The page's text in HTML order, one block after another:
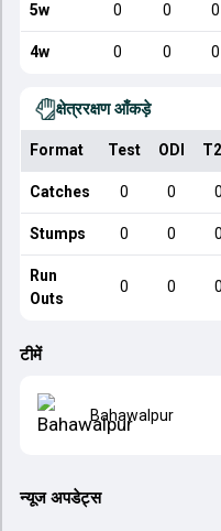
5w 0 0 0
4w 0 0 0
क्षेत्ररक्षण आँकड़े
Format Test ODI
Catches 0 0 0
Stumps 0 0 0
Run
Outs
0 0 0
टीमें
Bahawalpur
न्यूज अपडेट्स